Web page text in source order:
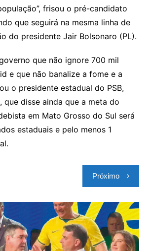
frisou o pré-candidato
que seguirá na mesma linha de
do presidente Jair Bolsonaro (PL).
que não ignore 700 mil
e que não banalize a fome e a
o presidente estadual do PSB,
que disse ainda que a meta do
em Mato Grosso do Sul será
estaduais e pelo menos 1
Próximo